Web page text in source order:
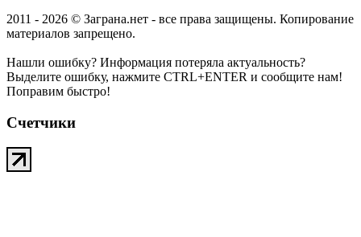
2011 - 2026 © Заграна.нет - все права защищены. Копирование
материалов запрещено.
Нашли ошибку? Информация потеряла актуальность?
Выделите ошибку, нажмите CTRL+ENTER и сообщите нам!
Поправим быстро!
Счетчики